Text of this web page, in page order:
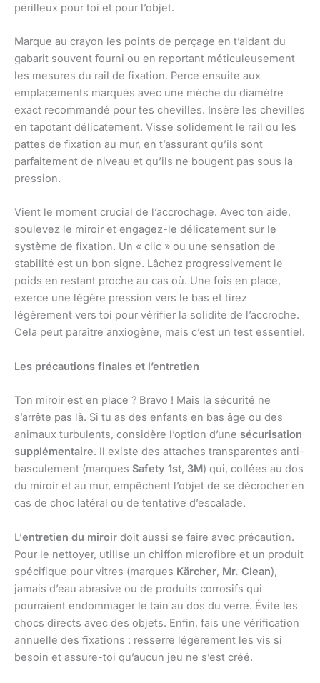
périlleux pour toi et pour l’objet.
Marque au crayon les points de perçage en t’aidant du
gabarit souvent fourni ou en reportant méticuleusement
les mesures du rail de fixation. Perce ensuite aux
emplacements marqués avec une mèche du diamètre
exact recommandé pour tes chevilles. Insère les chevilles
en tapotant délicatement. Visse solidement le rail ou les
pattes de fixation au mur, en t’assurant qu’ils sont
parfaitement de niveau et qu’ils ne bougent pas sous la
pression.
Vient le moment crucial de l’accrochage. Avec ton aide,
soulevez le miroir et engagez-le délicatement sur le
système de fixation. Un « clic » ou une sensation de
stabilité est un bon signe. Lâchez progressivement le
poids en restant proche au cas où. Une fois en place,
exerce une légère pression vers le bas et tirez
légèrement vers toi pour vérifier la solidité de l’accroche.
Cela peut paraître anxiogène, mais c’est un test essentiel.
Les précautions finales et l’entretien
Ton miroir est en place ? Bravo ! Mais la sécurité ne
s’arrête pas là. Si tu as des enfants en bas âge ou des
animaux turbulents, considère l’option d’une sécurisation
supplémentaire. Il existe des attaches transparentes anti-
basculement (marques Safety 1st, 3M) qui, collées au dos
du miroir et au mur, empêchent l’objet de se décrocher en
cas de choc latéral ou de tentative d’escalade.
L’entretien du miroir doit aussi se faire avec précaution.
Pour le nettoyer, utilise un chiffon microfibre et un produit
spécifique pour vitres (marques Kärcher, Mr. Clean),
jamais d’eau abrasive ou de produits corrosifs qui
pourraient endommager le tain au dos du verre. Évite les
chocs directs avec des objets. Enfin, fais une vérification
annuelle des fixations : resserre légèrement les vis si
besoin et assure-toi qu’aucun jeu ne s’est créé.